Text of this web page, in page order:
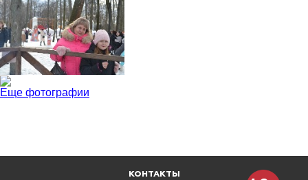
Еще фотографии
КОНТАКТЫ